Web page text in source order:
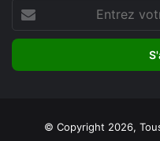
votre
adresse
© Copyright 2026,